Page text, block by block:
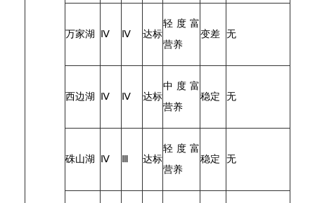
万家湖 Ⅳ Ⅳ 达标
轻度富
营养
变差 无
西边湖 Ⅳ Ⅳ 达标
中度富
营养
稳定 无
硃山湖 Ⅳ 达标
轻度富
营养
稳定 无